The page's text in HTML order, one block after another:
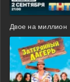
Двое на миллион